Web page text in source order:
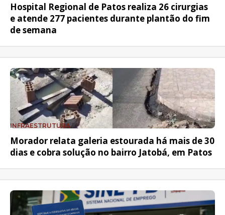
Hospital Regional de Patos realiza 26 cirurgias
e atende 277 pacientes durante plantão do fim
de semana
INFRAESTRUTURA
Morador relata galeria estourada há mais de 30
dias e cobra solução no bairro Jatobá, em Patos